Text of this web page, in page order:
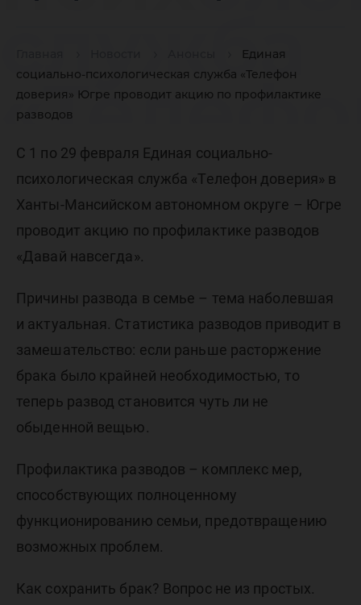
Единая
социально-психологическая служба «Телефон
доверия» Югре проводит акцию по профилактике
разводов
служба
по
С 1 по 29 февраля Единая социально-
психологическая служба «Телефон доверия» в
Ханты-Мансийском автономном округе – Югре
проводит акцию по профилактике разводов
«Давай навсегда».
Причины развода в семье – тема наболевшая
и актуальная. Статистика разводов приводит в
замешательство: если раньше расторжение
брака было крайней необходимостью, то
теперь развод становится чуть ли не
обыденной вещью.
Профилактика разводов – комплекс мер,
способствующих полноценному
функционированию семьи, предотвращению
возможных проблем.
Как сохранить брак? Вопрос не из простых.